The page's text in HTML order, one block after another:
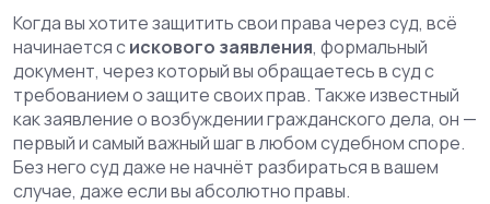
Когда вы хотите защитить свои права через суд, всё
начинается сискового заявления, формальный
документ, через который вы обращаетесь в суд с
требованием о защите своих прав. Также известный
какзаявление о возбуждении гражданского дела, он —
первый и самый важный шаг в любом судебном споре.
Без него суд даже не начнёт разбираться в вашем
случае, даже если вы абсолютно правы.